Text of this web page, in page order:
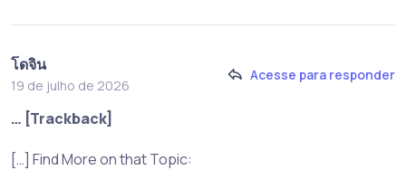
โดจิน
19 de julho de 2026
Acesse para responder
… [Trackback]
[…] Find More on that Topic: